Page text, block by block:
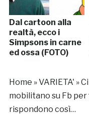
Dal cartoon alla
realtà, ecco i
Simpsons in carne
ed ossa (FOTO)
Home »VARIETA' »
mobilitano su Fb
rispondono così…